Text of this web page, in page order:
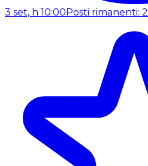
3 set, h 10:00 Posti rimanenti: 2